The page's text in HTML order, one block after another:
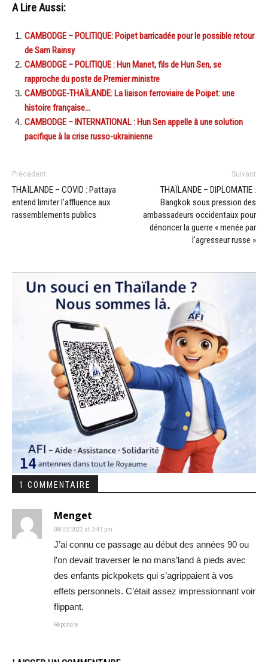
A Lire Aussi:
CAMBODGE – POLITIQUE: Poipet barricadée pour le possible retour
de Sam Rainsy
CAMBODGE – POLITIQUE : Hun Manet, fils de Hun Sen, se
rapproche du poste de Premier ministre
CAMBODGE-THAÏLANDE: La liaison ferroviaire de Poipet: une
histoire française…
CAMBODGE – INTERNATIONAL : Hun Sen appelle à une solution
pacifique à la crise russo-ukrainienne
Précédent
THAÏLANDE – COVID : Pattaya
entend limiter l’affluence aux
rassemblements publics
Suivant
THAÏLANDE – DIPLOMATIE :
Bangkok sous pression des
ambassadeurs occidentaux pour
dénoncer la guerre « menée par
l’agresseur russe »
1 COMMENTAIRE
Menget
08/03/2022 at 3:43 pm
J’ai connu ce passage au début des années 90 ou
l’on devait traverser le no mans’land à pieds avec
des enfants pickpokets qui s’agrippaient à vos
effets personnels. C’était assez impressionnant voir
flippant.
Répondre